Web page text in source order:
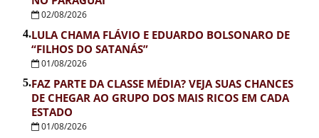
02/08/2026
4.LULA CHAMA FLÁVIO E EDUARDO BOLSONARO DE
“FILHOS DO SATANÁS”
01/08/2026
5.FAZ PARTE DA CLASSE MÉDIA? VEJA SUAS CHANCES
DE CHEGAR AO GRUPO DOS MAIS RICOS EM CADA
ESTADO
01/08/2026